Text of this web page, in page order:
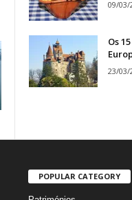
09/03/
Os
23/03/
POPULAR CATEGORY